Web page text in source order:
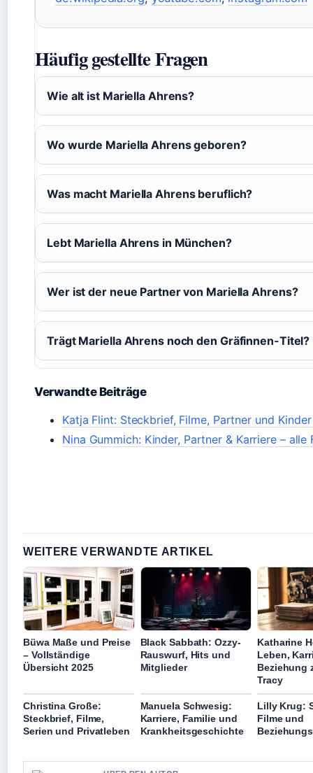
Häufig gestellte Fragen
Wie alt ist Mariella Ahrens?
Wo wurde Mariella Ahrens geboren?
Was macht Mariella Ahrens beruflich?
Lebt Mariella Ahrens in München?
Wer ist der neue Partner von Mariella Ahrens?
Trägt Mariella Ahrens noch den Gräfinnen-Titel?
Verwandte Beiträge
Katja Flint: Steckbrief, Filme, Partner und
Nina Gummich: Kinder, Partner & Karriere – alle
WEITERE VERWANDTE ARTIKEL
Büwa Maße und Preise
– Vollständige
Übersicht 2025
Black Sabbath: Ozzy-
Rauswurf, Hits und
Mitglieder
Katharine
Leben,
Beziehung
Tracy
Christina Große:
Steckbrief, Filme,
Serien und Privatleben
Manuela Schwesig:
Karriere, Familie und
Krankheitsgeschichte
Lilly Krug:
Filme und